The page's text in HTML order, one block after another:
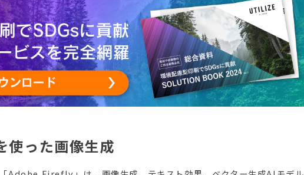
った画像生成